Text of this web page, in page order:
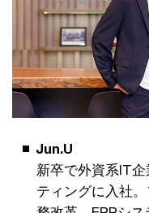
Jun.U
新卒で外資系IT
ティングに入社